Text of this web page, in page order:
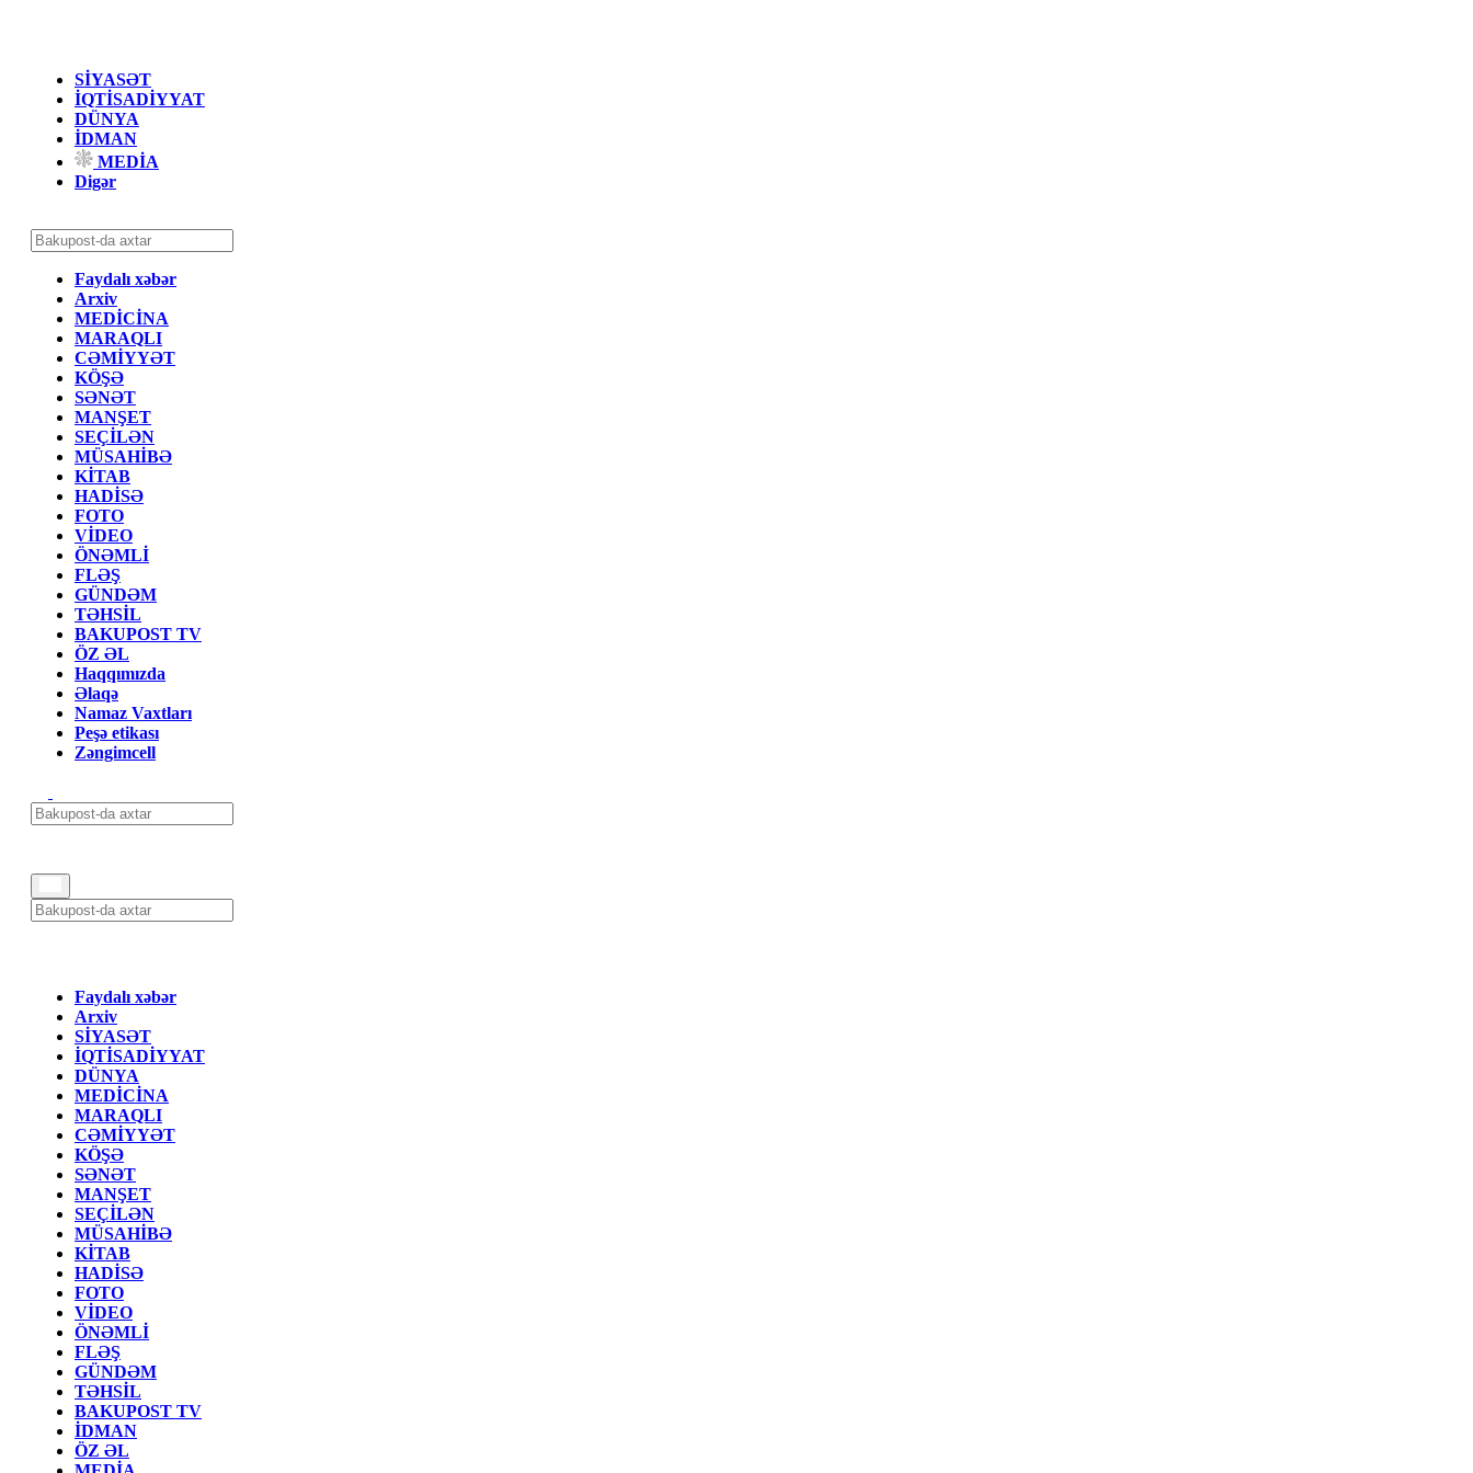
SİYASƏT
İQTİSADİYYAT
DÜNYA
İDMAN
MEDİA
Digər
Faydalı xəbər
Arxiv
MEDİCİNA
MARAQLI
CƏMİYYƏT
KÖŞƏ
SƏNƏT
MANŞET
SEÇİLƏN
MÜSAHİBƏ
KİTAB
HADİSƏ
FOTO
VİDEO
ÖNƏMLİ
FLƏŞ
GÜNDƏM
TƏHSİL
BAKUPOST TV
ÖZ ƏL
Haqqımızda
Əlaqə
Namaz Vaxtları
Peşə etikası
Zəngimcell
Faydalı xəbər
Arxiv
SİYASƏT
İQTİSADİYYAT
DÜNYA
MEDİCİNA
MARAQLI
CƏMİYYƏT
KÖŞƏ
SƏNƏT
MANŞET
SEÇİLƏN
MÜSAHİBƏ
KİTAB
HADİSƏ
FOTO
VİDEO
ÖNƏMLİ
FLƏŞ
GÜNDƏM
TƏHSİL
BAKUPOST TV
İDMAN
ÖZ ƏL